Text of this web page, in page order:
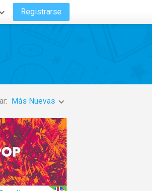
Registrarse
Más Nuevas